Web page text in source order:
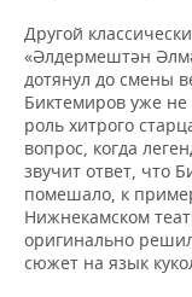
Другой
«Әлдермештән
дотянул до смены
Биктемиров уже не
роль хитрого
вопрос, когда
звучит ответ, что
помешало, к
Нижнекамском
оригинально
сюжет на язык